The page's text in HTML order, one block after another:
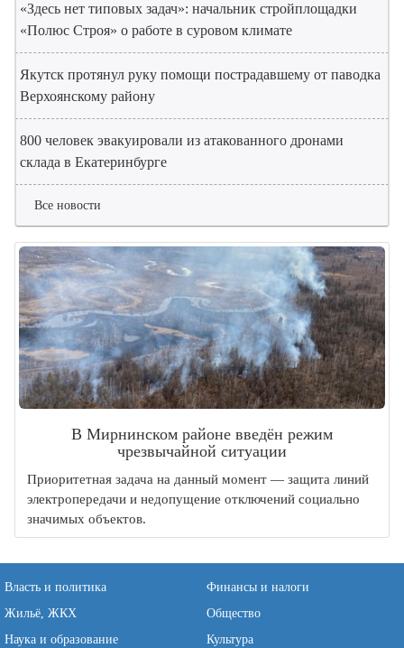
«Здесь нет типовых задач»: начальник стройплощадки
«Полюс Строя» о работе в суровом климате
Якутск протянул руку помощи пострадавшему от паводка
Верхоянскому району
800 человек эвакуировали из атакованного дронами
склада в Екатеринбурге
Все новости
В Мирнинском районе введён режим
чрезвычайной ситуации
Приоритетная задача на данный момент — защита линий
электропередачи и недопущение отключений социально
значимых объектов.
Власть и политика
Финансы и налоги
Жильё, ЖКХ
Общество
Наука и образование
Культура